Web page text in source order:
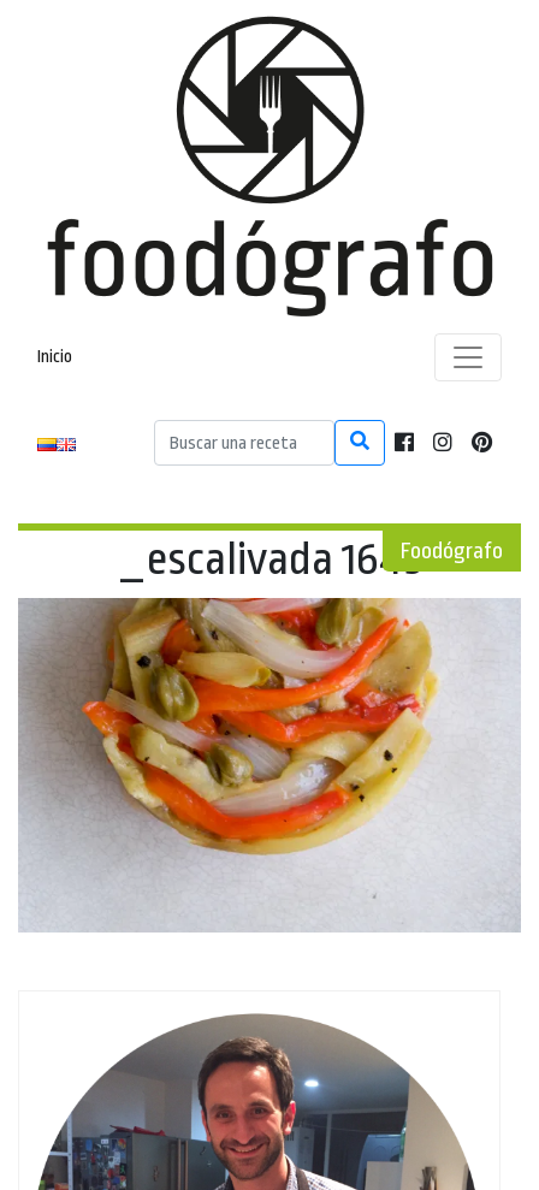
Inicio
Foodógrafo
_escalivada 1643